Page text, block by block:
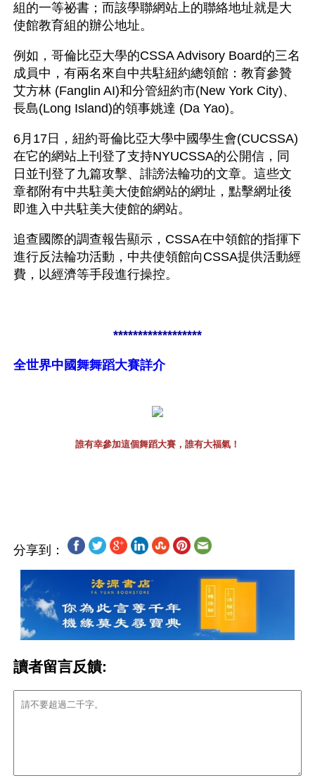
組的一等祕書；而該學聯網站上的聯絡地址就是大
使館教育組的辦公地址。
例如，哥倫比亞大學的CSSA Advisory Board的三名
成員中，有兩名來自中共駐紐約總領館：教育參贊
艾方林 (Fanglin AI)和分管紐約市(New York City)、
長島(Long Island)的領事姚達 (Da Yao)。
6月17日，紐約哥倫比亞大學中國學生會(CUCSSA)
在它的網站上刊登了支持NYUCSSA的公開信，同
日並刊登了九篇攻擊、誹謗法輪功的文章。這些文
章都附有中共駐美大使館網站的網址，點擊網址後
即進入中共駐美大使館的網站。
追查國際的調查報告顯示，CSSA在中領館的指揮下
進行反法輪功活動，中共使領館向CSSA提供活動經
費，以經濟等手段進行操控。
******************
全世界中國舞舞蹈大賽詳介
誰有幸參加這個舞蹈大賽，誰有大福氣！
分享到：
讀者留言反饋: